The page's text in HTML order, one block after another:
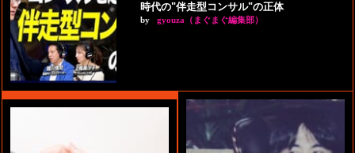
時代の"伴走型コンサル"の正体
by gyouza（まぐまぐ編集部）